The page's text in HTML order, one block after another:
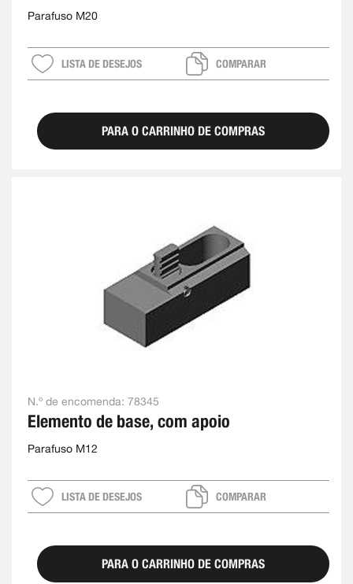
Parafuso M20
LISTA DE DESEJOS COMPARAR
PARA O CARRINHO DE COMPRAS
N.º de encomenda: 78345
Elemento de base, com apoio
Parafuso M12
LISTA DE DESEJOS COMPARAR
PARA O CARRINHO DE COMPRAS